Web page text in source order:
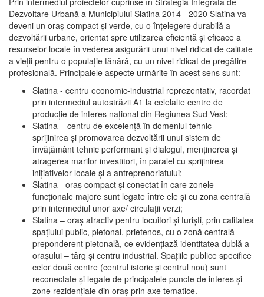
Dezvoltare Urbană a Municipiului Slatina 2014 - 2020 Slatina va
deveni un oraş compact şi verde, cu o înţelegere durabilă a
dezvoltării urbane, orientat spre utilizarea eficientă şi eficace a
resurselor locale în vederea asigurării unui nivel ridicat de calitate
a vieţii pentru o populaţie tânără, cu un nivel ridicat de pregătire
profesională. Principalele aspecte urmărite în acest sens sunt:
Slatina - centru economic-industrial reprezentativ, racordat
prin intermediul autostrăzii A1 la celelalte centre de
producţie de interes naţional din Regiunea Sud-Vest;
Slatina – centru de excelenţă în domeniul tehnic –
sprijinirea şi promovarea dezvoltării unui sistem de
învăţământ tehnic performant şi dialogul, menţinerea şi
atragerea marilor investitori, în paralel cu sprijinirea
iniţiativelor locale şi a antreprenoriatului;
Slatina - oraş compact şi conectat în care zonele
funcţionale majore sunt legate între ele şi cu zona centrală
prin intermediul unor axe/ circulații verzi;
Slatina – oraş atractiv pentru locuitori şi turişti, prin calitatea
spaţiului public, pietonal, prietenos, cu o zonă centrală
preponderent pietonală, ce evidenţiază identitatea dublă a
oraşului – târg şi centru industrial. Spaţiile publice specifice
celor două centre (centrul istoric şi centrul nou) sunt
reconectate şi legate de principalele puncte de interes şi
zone rezidenţiale din oraş prin axe tematice.